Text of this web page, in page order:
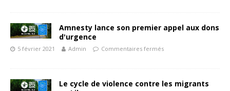
Amnesty lance son premier appel aux dons
d'urgence
5 février 2021 Admin Commentaires fermés
Le cycle de violence contre les migrants